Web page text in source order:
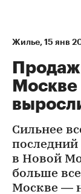
Жилье⁠, 15 янв
Москве
Сильнее
последний
в Новой
больше
Москве —